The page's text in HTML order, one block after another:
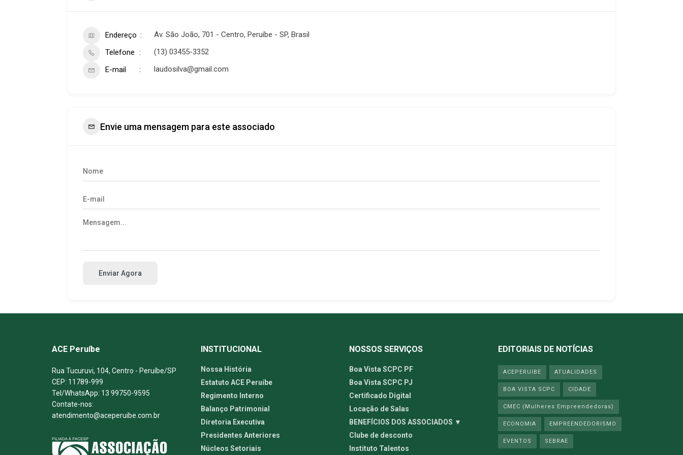
Endereço
Av. São João, 701 - Centro, Peruíbe - SP, Brasil
Telefone
(13) 03455-3352
E-mail
laudosilva@gmail.com
Envie uma mensagem para este associado
Enviar Agora
ACE Peruíbe
Rua Tucuruvi, 104, Centro - Peruíbe/SP
CEP: 11789-999
Tel/WhatsApp: 13 99750-9595
Contate-nos:
atendimento@aceperuibe.com.br
INSTITUCIONAL
Nossa História
Estatuto ACE Peruíbe
Regimento Interno
Balanço Patrimonial
Diretoria Executiva
Presidentes Anteriores
Núcleos Setoriais
NOSSOS SERVIÇOS
Boa Vista SCPC PF
Boa Vista SCPC PJ
Certificado Digital
Locação de Salas
BENEFÍCIOS DOS ASSOCIADOS ▼
Clube de desconto
Instituto Talentos
EDITORIAIS DE NOTÍCIAS
ACEPERUIBE ATUALIDADES
BOA VISTA SCPC CIDADE
CMEC (Mulheres Empreendedoras)
ECONOMIA EMPREENDEDORISMO
EVENTOS SEBRAE